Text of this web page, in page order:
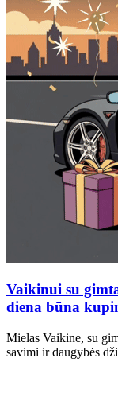
Vaikinui su
diena būna
Mielas Vaikine, su
savimi ir daugybės